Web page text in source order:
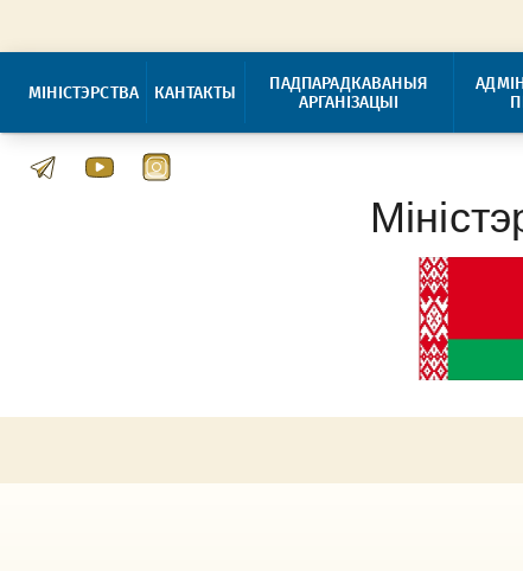
МІНІСТЭРСТВА КАНТАКТЫ
ПАДПАРАДКАВАНЫЯ
АРГАНІЗАЦЫІ